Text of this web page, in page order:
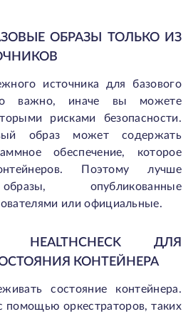
ОБРАЗЫ ТОЛЬКО ИЗ
источника для базового
важно, иначе вы можете
рисками безопасности.
образ может содержать
обеспечение, которое
Поэтому лучше
опубликованные
или официальные.
ДЛЯ
КОНТЕЙНЕРА
состояние контейнера.
помощью оркестраторов, таких